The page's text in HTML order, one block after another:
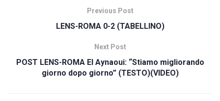
Previous Post
LENS-ROMA 0-2 (TABELLINO)
Next Post
POST LENS-ROMA El Aynaoui: “Stiamo migliorando
giorno dopo giorno” (TESTO)(VIDEO)